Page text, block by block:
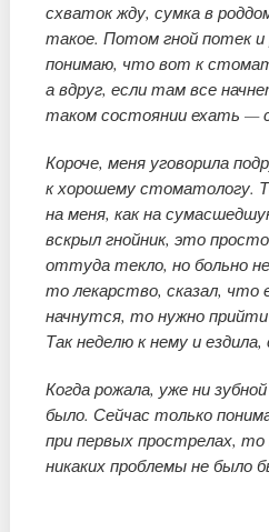
схваток жду, сумка в
такое. Потом гной потек и
понимаю, что вот к
а вдруг, если там все
таком состоянии ехать —
Короче, меня уговорила
к хорошему стоматологу.
на меня, как на
вскрыл гнойник, это
оттуда текло, но больно
то лекарство, сказал, что
начнутся, то нужно
Так неделю к нему и
Когда рожала, уже ни
было. Сейчас только
при первых прострелах,
никаких проблемы не было